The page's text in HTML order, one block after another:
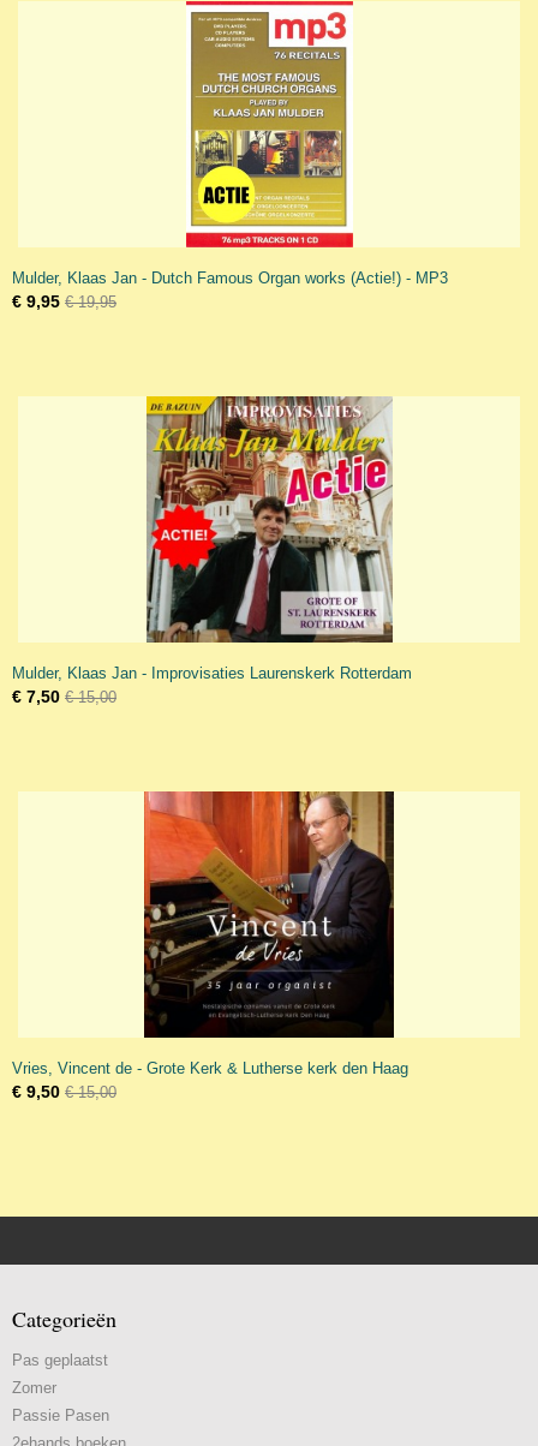
Mulder, Klaas Jan - Dutch Famous Organ works (Actie!) - MP3
€ 9,95 € 19,95
Mulder, Klaas Jan - Improvisaties Laurenskerk Rotterdam
€ 7,50 € 15,00
Vries, Vincent de - Grote Kerk & Lutherse kerk den Haag
€ 9,50 € 15,00
Categorieën
Pas geplaatst
Zomer
Passie Pasen